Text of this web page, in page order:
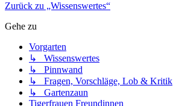
Zurück zu „Wissenswertes“
Gehe zu
Vorgarten
↳ Wissenswertes
↳ Pinnwand
↳ Fragen, Vorschläge, Lob & Kritik
↳ Gartenzaun
Tigerfrauen Freundinnen